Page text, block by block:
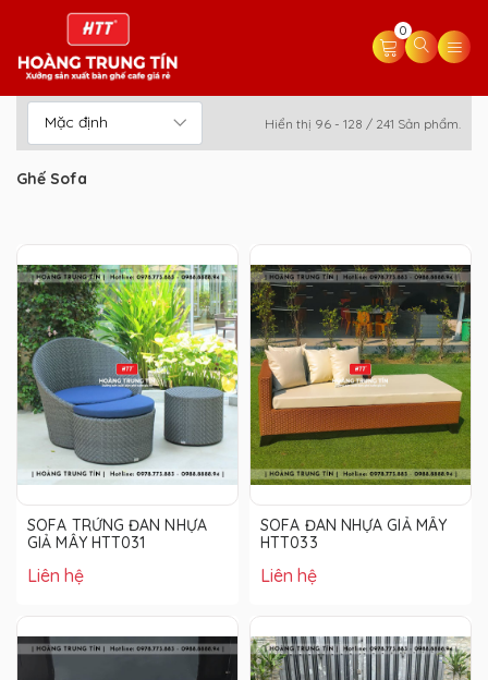
0
Hiển thị 96 - 128 / 241 Sản phẩm.
Ghế Sofa
SOFA TRỨNG ĐAN NHỰA
GIẢ MÂY HTT031
Liên hệ
SOFA ĐAN NHỰA GIẢ MÂY
HTT033
Liên hệ